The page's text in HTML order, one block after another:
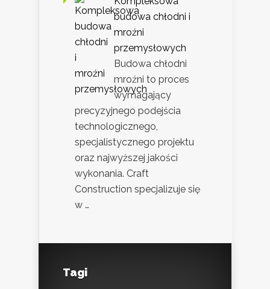
budowa chłodni i
mroźni
przemysłowych
Budowa chłodni
mroźni to proces
wymagający
precyzyjnego podejścia
technologicznego,
specjalistycznego projektu
oraz najwyższej jakości
wykonania. Craft
Construction specjalizuje się
w …
Tagi